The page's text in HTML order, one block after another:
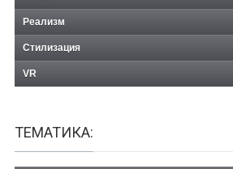
Реализм
Стилизация
VR
ТЕМАТИКА: